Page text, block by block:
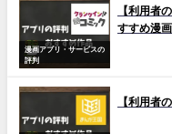
漫画アプリ・サービスの
評判
【利用者
すすめ漫画
【利用者